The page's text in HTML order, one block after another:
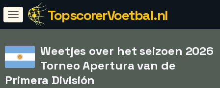
TopscorerVoetbal.nl
Weetjes over het seizoen 2026
Torneo Apertura van de
Primera División